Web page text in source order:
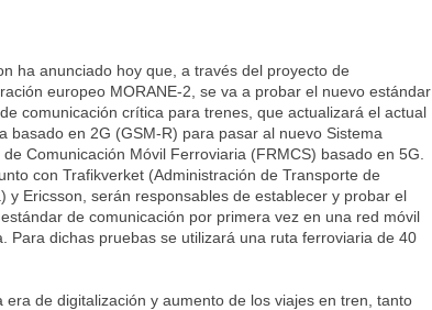
ha anunciado hoy que, a través del proyecto de
europeo MORANE-2, se va a probar el nuevo estándar
comunicación crítica para trenes, que actualizará el actual
basado en 2G (GSM-R) para pasar al nuevo Sistema
de Comunicación Móvil Ferroviaria (FRMCS) basado en 5G.
con Trafikverket (Administración de Transporte de
y Ericsson, serán responsables de establecer y probar el
de comunicación por primera vez en una red móvil
Para dichas pruebas se utilizará una ruta ferroviaria de 40
era de digitalización y aumento de los viajes en tren, tanto